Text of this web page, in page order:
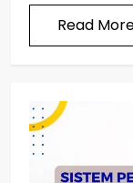
Read